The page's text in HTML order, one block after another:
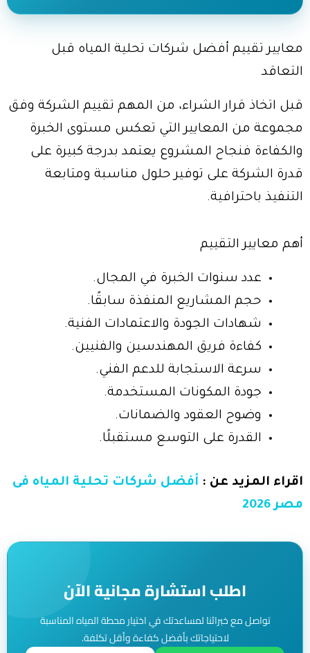
معايير تقييم أفضل شركات تحلية المياه قبل
التعاقد
قبل اتخاذ قرار الشراء، من المهم تقييم الشركة وفق
مجموعة من المعايير التي تعكس مستوى الخبرة
والكفاءة فنجاح المشروع يعتمد بدرجة كبيرة على
قدرة الشركة على توفير حلول مناسبة ومتابعة
التنفيذ باحترافية.
أهم معايير التقييم
عدد سنوات الخبرة في المجال.
حجم المشاريع المنفذة سابقًا.
شهادات الجودة والاعتمادات الفنية.
كفاءة فريق المهندسين والفنيين.
سرعة الاستجابة للدعم الفني.
جودة المكونات المستخدمة.
وضوح العقود والضمانات.
القدرة على التوسع مستقبلًا.
اقراء المزيد عن : أفضل شركات تحلية المياه فى
مصر 2026
اطلب استشارة مجانية الآن
تواصل مع خبرائنا لمساعدتك في اختيار محطة المياه المناسبة
لاحتياجاتك بأفضل كفاءة وأقل تكلفة.